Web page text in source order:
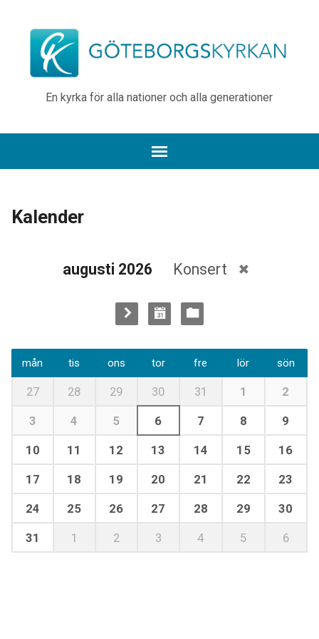
En kyrka för alla nationer och alla generationer
Kalender
augusti 2026 Konsert
mån tis ons tor fre lör sön
27 28 29 30 31 1 2
3 4 5 6 7 8 9
10 11 12 13 14 15 16
17 18 19 20 21 22 23
24 25 26 27 28 29 30
31 1 2 3 4 5 6